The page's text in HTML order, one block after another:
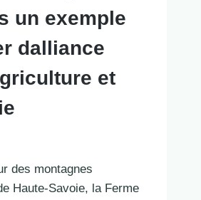
un exemple
dalliance
et
des montagnes
Haute-Savoie, la Ferme